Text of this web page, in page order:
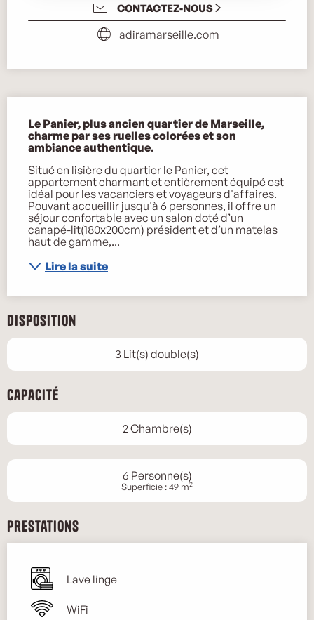
CONTACTEZ-NOUS
adiramarseille.com
Le Panier, plus ancien quartier de Marseille,
charme par ses ruelles colorées et son
ambiance authentique.
Situé en lisière du quartier le Panier, cet
appartement charmant et entièrement équipé est
idéal pour les vacanciers et voyageurs d'affaires.
Pouvant accueillir jusqu'à 6 personnes, il offre un
séjour confortable avec un salon doté d’un
canapé-lit(180x200cm) président et d’un matelas
haut de gamme,...
Lire la suite
Disposition
3 Lit(s) double(s)
Capacité
2 Chambre(s)
6 Personne(s)
Superficie : 49 m2
Prestations
Lave linge
WiFi